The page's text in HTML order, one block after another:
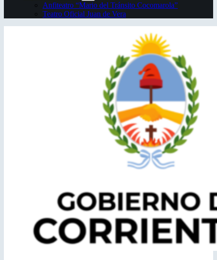
Anfiteatro “Mario del Tránsito Cocomarola”
Teatro Oficial Juan de Vera